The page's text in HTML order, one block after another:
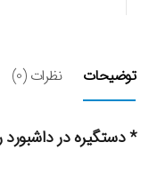
اصلی)
توضیحات نظرات (0)
* دستگیره در داشبورد